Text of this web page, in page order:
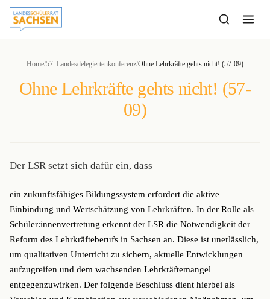
content
Home/57. Landesdelegiertenkonferenz/Ohne Lehrkräfte gehts nicht! (57-09)
Ohne Lehrkräfte gehts nicht! (57-
09)
Der LSR setzt sich dafür ein, dass
ein zukunftsfähiges Bildungssystem erfordert die aktive
Einbindung und Wertschätzung von Lehrkräften. In der Rolle als
Schüler:innenvertretung erkennt der LSR die Notwendigkeit der
Reform des Lehrkräfteberufs in Sachsen an. Diese ist unerlässlich,
um qualitativen Unterricht zu sichern, aktuelle Entwicklungen
aufzugreifen und dem wachsenden Lehrkräftemangel
entgegenzuwirken. Der folgende Beschluss dient hierbei als